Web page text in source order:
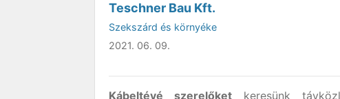
Teschner Bau Kft.
Szekszárd és környéke
2021. 06. 09.
Kábeltévé szerelőket keresünk